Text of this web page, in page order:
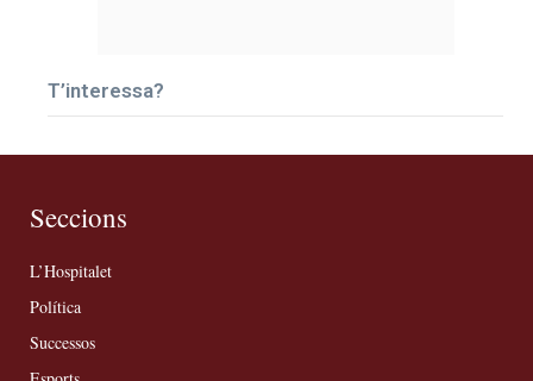
T’interessa?
Seccions
L’Hospitalet
Política
Successos